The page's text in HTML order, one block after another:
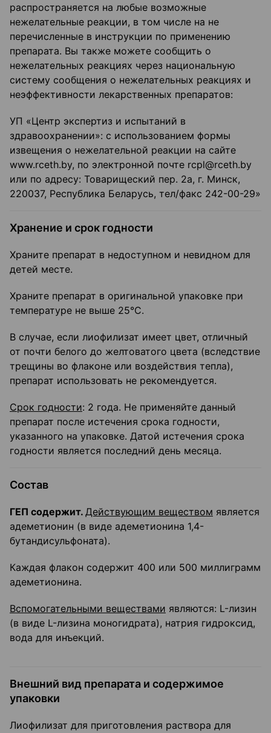
распространяется на любые возможные
нежелательные реакции, в том числе на не
перечисленные в инструкции по применению
препарата. Вы также можете сообщить о
нежелательных реакциях через национальную
систему сообщения о нежелательных реакциях и
неэффективности лекарственных препаратов:
УП «Центр экспертиз и испытаний в
здравоохранении»: с использованием формы
извещения о нежелательной реакции на сайте
www.rceth.by, по электронной почте rcpl@rceth.by
или по адресу: Товарищеский пер. 2а, г. Минск,
220037, Республика Беларусь, тел/факс 242-00-29»
Хранение и срок годности
Храните препарат в недоступном и невидном для
детей месте.
Храните препарат в оригинальной упаковке при
температуре не выше 25°С.
В случае, если лиофилизат имеет цвет, отличный
от почти белого до желтоватого цвета (вследствие
трещины во флаконе или воздействия тепла),
препарат использовать не рекомендуется.
Срок годности: 2 года. Не применяйте данный
препарат после истечения срока годности,
указанного на упаковке. Датой истечения срока
годности является последний день месяца.
Состав
ГЕП содержит. Действующим веществом является
адеметионин (в виде адеметионина 1,4-
бутандисульфоната).
Каждая флакон содержит 400 или 500 миллиграмм
адеметионина.
Вспомогательными веществами являются: L-лизин
(в виде L-лизина моногидрата), натрия гидроксид,
вода для инъекций.
Внешний вид препарата и содержимое
упаковки
Лиофилизат для приготовления раствора для